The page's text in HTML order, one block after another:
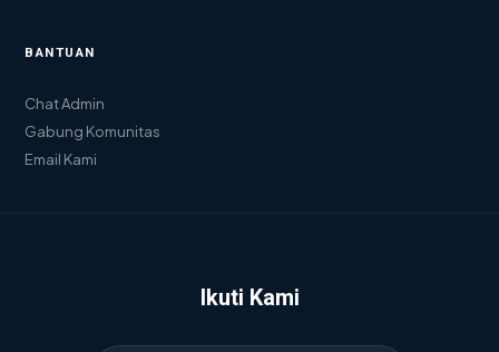
BANTUAN
Chat Admin
Gabung Komunitas
Email Kami
Ikuti Kami